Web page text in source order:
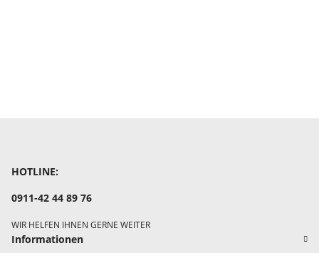
HOTLINE:
0911-42 44 89 76
WIR HELFEN IHNEN GERNE WEITER
Informationen